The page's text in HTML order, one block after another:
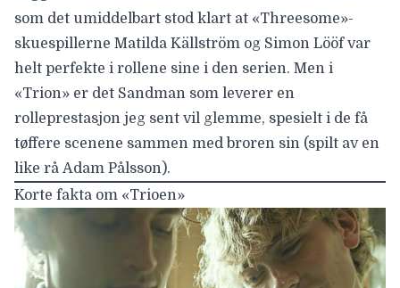
som det umiddelbart stod klart at «Threesome»-
skuespillerne Matilda Källström og Simon Lööf var
helt perfekte i rollene sine i den serien. Men i
«Trion» er det Sandman som leverer en
rolleprestasjon jeg sent vil glemme, spesielt i de få
tøffere scenene sammen med broren sin (spilt av en
like rå Adam Pålsson).
Korte fakta om «Trioen»